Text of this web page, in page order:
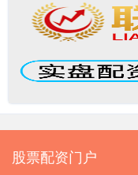
股票配资门户